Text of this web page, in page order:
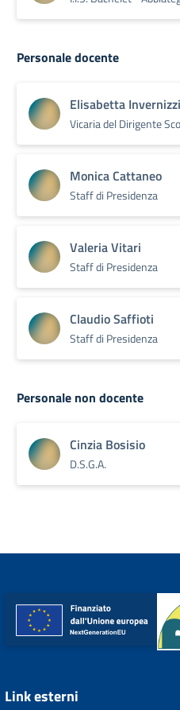
Personale docente
Elisabetta Invernizzi
Vicaria del Dirigente
Monica Cattaneo
Staff di Presidenza
Valeria Vitari
Staff di Presidenza
Claudio Saffioti
Staff di Presidenza
Personale non docente
Cinzia Bosisio
D.S.G.A.
Link esterni